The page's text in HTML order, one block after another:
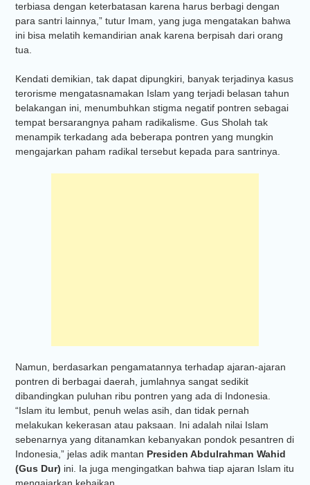
terbiasa dengan keterbatasan karena harus berbagi dengan
para santri lainnya,” tutur Imam, yang juga mengatakan bahwa
ini bisa melatih kemandirian anak karena berpisah dari orang
tua.
Kendati demikian, tak dapat dipungkiri, banyak terjadinya kasus
terorisme mengatasnamakan Islam yang terjadi belasan tahun
belakangan ini, menumbuhkan stigma negatif pontren sebagai
tempat bersarangnya paham radikalisme. Gus Sholah tak
menampik terkadang ada beberapa pontren yang mungkin
mengajarkan paham radikal tersebut kepada para santrinya.
Namun, berdasarkan pengamatannya terhadap ajaran-ajaran
pontren di berbagai daerah, jumlahnya sangat sedikit
dibandingkan puluhan ribu pontren yang ada di Indonesia.
“Islam itu lembut, penuh welas asih, dan tidak pernah
melakukan kekerasan atau paksaan. Ini adalah nilai Islam
sebenarnya yang ditanamkan kebanyakan pondok pesantren di
Indonesia,” jelas adik mantan Presiden Abdulrahman Wahid
(Gus Dur) ini. Ia juga mengingatkan bahwa tiap ajaran Islam itu